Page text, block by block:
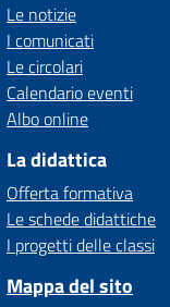
Le notizie
I comunicati
Le circolari
Calendario eventi
Albo online
La didattica
Offerta formativa
Le schede didattiche
I progetti delle classi
Mappa del sito